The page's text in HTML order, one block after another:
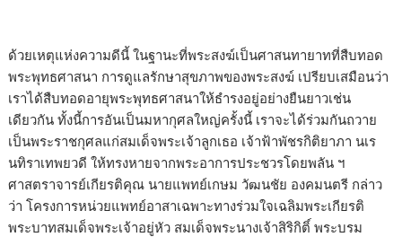
ด้วยเหตุแห่งความดีนี้ ในฐานะที่พระสงฆ์เป็นศาสนทายาทที่สืบทอด
พระพุทธศาสนา การดูแลรักษาสุขภาพของพระสงฆ์ เปรียบเสมือนว่า
เราได้สืบทอดอายุพระพุทธศาสนาให้ธำรงอยู่อย่างยืนยาวเช่น
เดียวกัน ทั้งนี้การอันเป็นมหากุศลใหญ่ครั้งนี้ เราจะได้ร่วมกันถวาย
เป็นพระราชกุศลแก่สมเด็จพระเจ้าลูกเธอ เจ้าฟ้าพัชรกิติยาภา นเร
นทิราเทพยวดี ให้ทรงหายจากพระอาการประชวรโดยพลัน ฯ
ศาสตราจารย์เกียรติคุณ นายแพทย์เกษม วัฒนชัย องคมนตรี กล่าว
ว่า โครงการหน่วยแพทย์อาสาเฉพาะทางร่วมใจเฉลิมพระเกียรติ
พระบาทสมเด็จพระเจ้าอยู่หัว สมเด็จพระนางเจ้าสิริกิติ์ พระบรม